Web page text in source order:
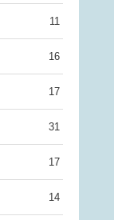
11
16
17
31
17
14